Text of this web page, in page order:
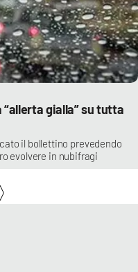
gialla” su tutta
il bollettino prevedendo
evolvere in nubifragi